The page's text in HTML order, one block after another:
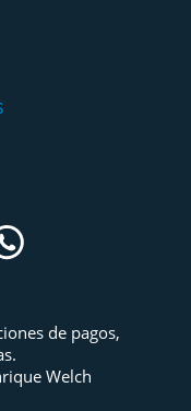
de pagos,
Welch